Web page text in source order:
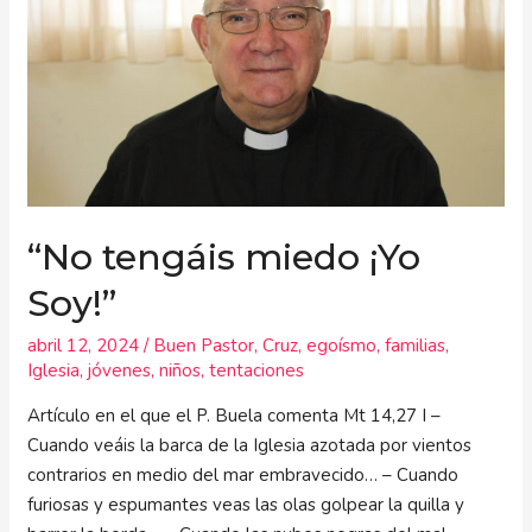
“No tengáis miedo ¡Yo
Soy!”
abril 12, 2024/ Buen Pastor,Cruz,egoísmo,familias,
Iglesia,jóvenes,niños,tentaciones
Artículo en el que el P. Buela comenta Mt 14,27 I –
Cuando veáis la barca de la Iglesia azotada por vientos
contrarios en medio del mar embravecido… – Cuando
furiosas y espumantes veas las olas golpear la quilla y
¡Yo
Soy!”